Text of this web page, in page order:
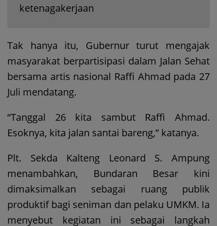
ketenagakerjaan
Tak hanya itu, Gubernur turut mengajak
masyarakat berpartisipasi dalam Jalan Sehat
bersama artis nasional Raffi Ahmad pada 27
Juli mendatang.
“Tanggal 26 kita sambut Raffi Ahmad.
Esoknya, kita jalan santai bareng,” katanya.
Plt. Sekda Kalteng Leonard S. Ampung
menambahkan, Bundaran Besar kini
dimaksimalkan sebagai ruang publik
produktif bagi seniman dan pelaku UMKM. Ia
menyebut kegiatan ini sebagai langkah